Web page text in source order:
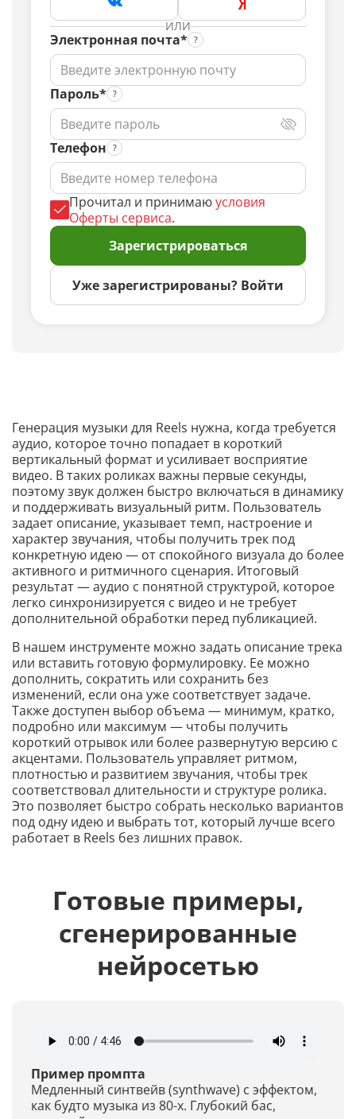
ИЛИ
Электронная почта*
Пароль*
Телефон
Прочитал и принимаюусловия
Оферты сервиса.
Зарегистрироваться
Уже зарегистрированы? Войти
Генерация музыки для Reels нужна, когда требуется
аудио, которое точно попадает в короткий
вертикальный формат и усиливает восприятие
видео. В таких роликах важны первые секунды,
поэтому звук должен быстро включаться в динамику
и поддерживать визуальный ритм. Пользователь
задает описание, указывает темп, настроение и
характер звучания, чтобы получить трек под
конкретную идею — от спокойного визуала до более
активного и ритмичного сценария. Итоговый
результат — аудио с понятной структурой, которое
легко синхронизируется с видео и не требует
дополнительной обработки перед публикацией.
В нашем инструменте можно задать описание трека
или вставить готовую формулировку. Ее можно
дополнить, сократить или сохранить без
изменений, если она уже соответствует задаче.
Также доступен выбор объема — минимум, кратко,
подробно или максимум — чтобы получить
короткий отрывок или более развернутую версию с
акцентами. Пользователь управляет ритмом,
плотностью и развитием звучания, чтобы трек
соответствовал длительности и структуре ролика.
Это позволяет быстро собрать несколько вариантов
под одну идею и выбрать тот, который лучше всего
работает в Reels без лишних правок.
Готовые примеры,
сгенерированные
нейросетью
Пример промпта
Медленный синтвейв (synthwave) с эффектом,
как будто музыка из 80-х. Глубокий бас,